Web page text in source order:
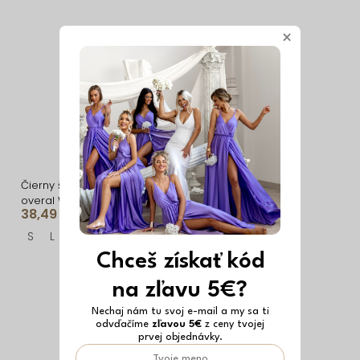
Čierny športový tvarujúci
overal WARATY
38,49 €
S L
Hnedý dlhý športová
joga overal ROVIKA
38,49 €
L
×
Chceš získať kód
na zľavu 5€?
Nechaj nám tu svoj e-mail a my sa ti
odvďačíme zľavou 5€ z ceny tvojej
prvej objednávky.